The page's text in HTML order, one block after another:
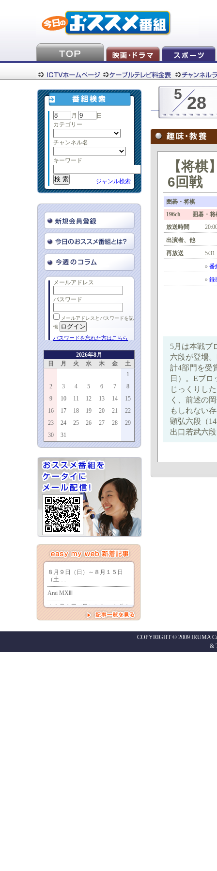
月
日
カテゴリー
チャンネル名
キーワード
ジャンル検索
メールアドレス
パスワード
メールアドレスとパスワードを記
憶
パスワードを忘れた方はこちら
2026年8月
日
月 火 水 木 金
土
1
2
3 4 5 6 7
8
9
10 11 12 13 14
15
16
17 18 19 20 21
22
23
24 25 26 27 28
29
30
31
5 28
【将
6回戦
囲碁・将棋
196ch 囲碁・将
放送時間
出演者、他
再放送
5/
» 番
» 録
5月は本戦ブ
六段が登場
計4部門を受
日）。Eブ
じっくりし
く、前述の
もしれない
顕弘六段（
出口若武六
COPYRIGHT © 2009 IRUMA
&